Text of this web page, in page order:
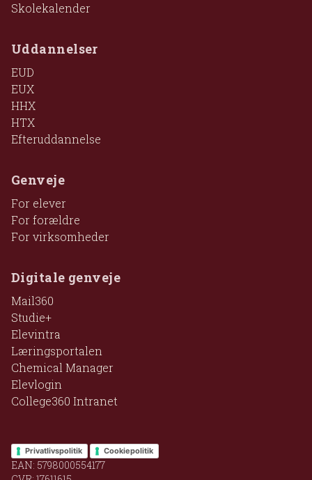
Skolekalender
Uddannelser
EUD
EUX
HHX
HTX
Efteruddannelse
Genveje
For elever
For forældre
For virksomheder
Digitale genveje
Mail360
Studie+
Elevintra
Læringsportalen
Chemical Manager
Elevlogin
College360 Intranet
Privatlivspolitik Cookiepolitik
EAN: 5798000554177